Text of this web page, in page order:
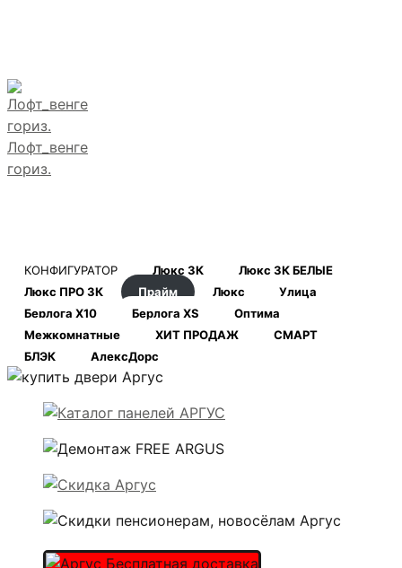
Лофт_венге
гориз.
КОНФИГУРАТОР Люкс 3К
Люкс 3К БЕЛЫЕ
Люкс ПРО 3К
Прайм Люкс
Улица
Берлога Х10
Берлога XS
Оптима
Межкомнатные
ХИТ ПРОДАЖ
СМАРТ
БЛЭК
АлексДорс